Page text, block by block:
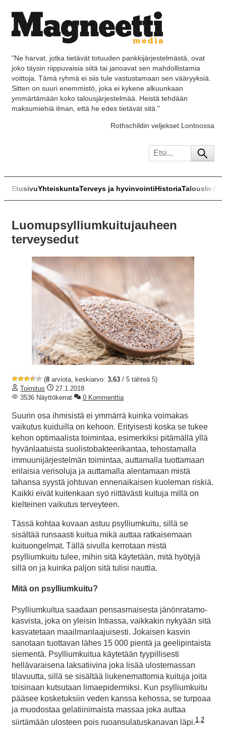
"Ne harvat, jotka tietävät totuuden pankkijärjestelmästä, ovat
joko täysin riippuvaisia siitä tai janoavat sen mahdollistamia
voittoja. Tämä ryhmä ei siis tule vastustamaan sen vääryyksiä.
Sitten on suuri enemmistö, joka ei kykene alkuunkaan
ymmärtämään koko talousjärjestelmää. Heistä tehdään
maksumiehiä ilman, että he edes tietävät sitä."
Rothschildin veljekset Lontoossa
EtusivuYhteiskuntaTerveys ja hyvinvointiHistoriaTalousIn
Luomupsylliumkuitujauheen
terveysedut
(8 arviota, keskiarvo: 3,63 / 5 tähteä 5)
Toimitus
27.1.2018
3536 Näyttökerrat
0 Kommenttia
Suurin osa ihmisistä ei ymmärrä kuinka voimakas
vaikutus kuiduilla on kehoon. Erityisesti koska se tukee
kehon optimaalista toimintaa, esimerkiksi pitämällä yllä
hyvänlaatuista suolistobakteerikantaa, tehostamalla
immuunijärjestelmän toimintaa, auttamalla tuottamaan
erilaisia verisoluja ja auttamalla alentamaan mistä
tahansa syystä johtuvan ennenaikaisen kuoleman riskiä.
Kaikki eivät kuitenkaan syö riittävästi kuituja millä on
kielteinen vaikutus terveyteen.
Tässä kohtaa kuvaan astuu psylliumkuitu, sillä se
sisältää runsaasti kuitua mikä auttaa ratkaisemaan
kuituongelmat. Tällä sivulla kerrotaan mistä
psylliumkuitu tulee, mihin sitä käytetään, mitä hyötyjä
sillä on ja kuinka paljon sitä tulisi nauttia.
Mitä on psylliumkuitu?
Psylliumkuitua saadaan pensasmaisesta jänönratamo-
kasvista, joka on yleisin Intiassa, vaikkakin nykyään sitä
kasvatetaan maailmanlaajuisesti. Jokaisen kasvin
sanotaan tuottavan lähes 15 000 pientä ja geelipintaista
siementä. Psylliumkuitua käytetään tyypillisesti
hellävaraisena laksatiivina joka lisää ulostemassan
tilavuutta, sillä se sisältää liukenemattomia kuituja joita
toisinaan kutsutaan limaepidermiksi. Kun psylliumkuitu
pääsee kosketuksiin veden kanssa kehossa, se turpoaa
ja muodostaa gelatiinimaista massaa joka auttaa
siirtämään ulosteen pois ruoansulatuskanavan läpi.1 2